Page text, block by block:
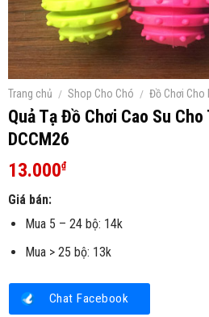
Trang chủ / Shop Cho Chó / Đồ Chơi Cho
Quả Tạ Đồ Chơi Cao Su
DCCM26
13.000₫
Giá bán:
Mua 5 – 24 bộ: 14k
Mua > 25 bộ: 13k
Chat Facebook